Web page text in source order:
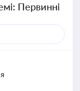
Первинні